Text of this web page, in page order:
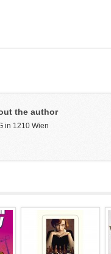
the author
in 1210 Wien